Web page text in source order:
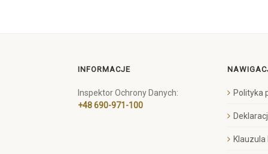
INFORMACJE
Inspektor Ochrony Danych:
+48 690-971-100
Polityka